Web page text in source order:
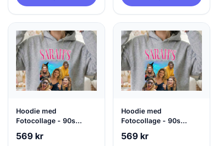
Hoodie med
Fotocollage - 90s
569 kr
Hoodie med
Fotocollage - 90s
569 kr